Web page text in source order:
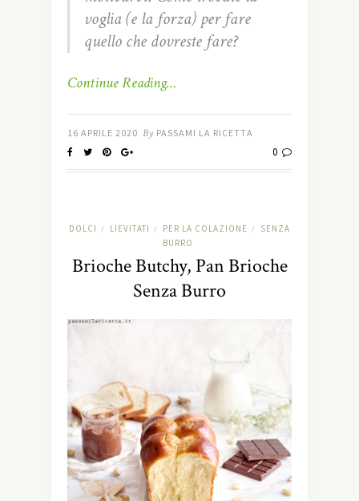
voglia (e la forza) per fare
quello che dovreste fare?
Continue Reading…
16 APRILE 2020 By PASSAMI LA RICETTA
0
DOLCI / LIEVITATI / PER LA COLAZIONE /
SENZA
BURRO
Brioche Butchy, Pan Brioche
Senza Burro